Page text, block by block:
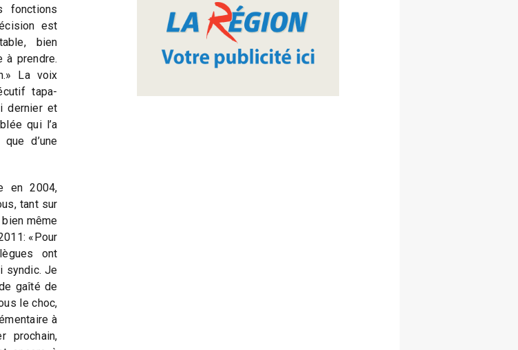
fonctions
est
bien
prendre.
La voix
tapa-
dernier et
qui l’a
d’une
en 2004,
tant sur
même
«Pour
ont
syndic. Je
gaîté de
le choc,
à
prochain,